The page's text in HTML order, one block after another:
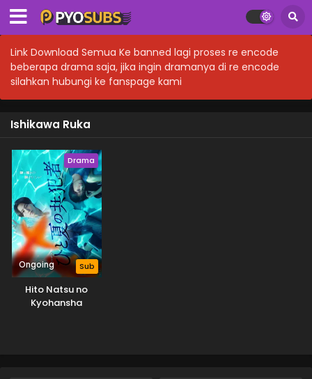
Link Download Semua Ke banned lagi proses re encode
beberapa drama saja, jika ingin dramanya di re encode
silahkan hubungi ke fanspage kami
Ishikawa Ruka
Drama
Ongoing Sub
Hito Natsu no
Kyohansha